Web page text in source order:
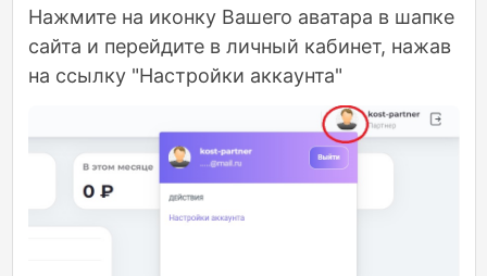
Нажмите на иконку Вашего аватара в шапке
сайта и перейдите в личный кабинет, нажав
на ссылку "Настройки аккаунта"